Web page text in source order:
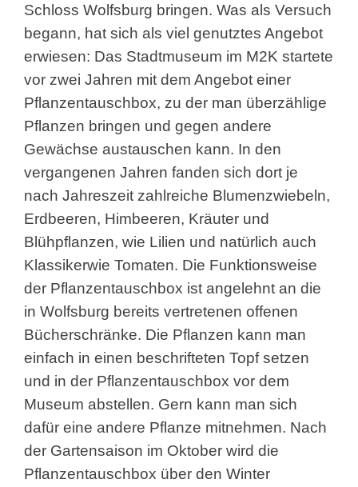
Schloss Wolfsburg bringen. Was als Versuch
begann, hat sich als viel genutztes Angebot
erwiesen: Das Stadtmuseum im M2K startete
vor zwei Jahren mit dem Angebot einer
Pflanzentauschbox, zu der man überzählige
Pflanzen bringen und gegen andere
Gewächse austauschen kann. In den
vergangenen Jahren fanden sich dort je
nach Jahreszeit zahlreiche Blumenzwiebeln,
Erdbeeren, Himbeeren, Kräuter und
Blühpflanzen, wie Lilien und natürlich auch
Klassikerwie Tomaten. Die Funktionsweise
der Pflanzentauschbox ist angelehnt an die
in Wolfsburg bereits vertretenen offenen
Bücherschränke. Die Pflanzen kann man
einfach in einen beschrifteten Topf setzen
und in der Pflanzentauschbox vor dem
Museum abstellen. Gern kann man sich
dafür eine andere Pflanze mitnehmen. Nach
der Gartensaison im Oktober wird die
Pflanzentauschbox über den Winter